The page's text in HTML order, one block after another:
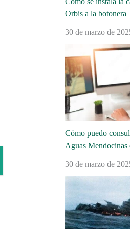
Orbis a la botonera
30 de marzo de
Cómo puedo
Aguas Mendocinas
30 de marzo de